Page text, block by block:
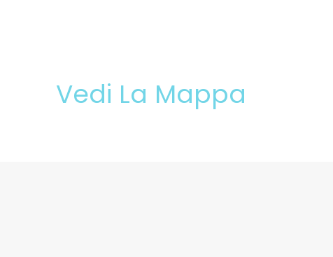
Vedi La Mappa